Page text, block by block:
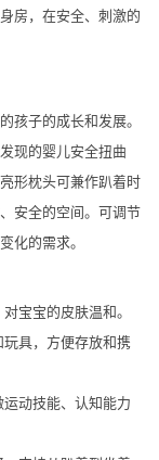
房，在安全、刺激的
孩子的成长和发展。
现的婴儿安全扭曲
形枕头可兼作趴着时
安全的空间。可调节
化的需求。
宝宝的皮肤温和。
具，方便存放和携
动技能、认知能力